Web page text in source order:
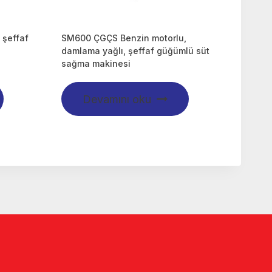
şeffaf
SM600 ÇGÇS Benzin motorlu,
damlama yağlı, şeffaf güğümlü süt
sağma makinesi
Devamını oku